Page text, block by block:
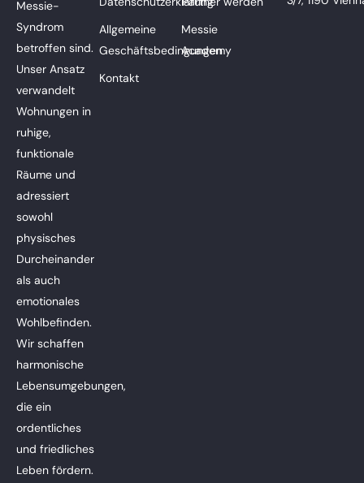
Messie-
Syndrom
betroffen sind.
Unser Ansatz
verwandelt
Wohnungen in
ruhige,
funktionale
Räume und
adressiert
sowohl
physisches
Durcheinander
als auch
emotionales
Wohlbefinden.
Wir schaffen
harmonische
Lebensumgebungen,
die ein
ordentliches
und friedliches
Leben fördern.
Allgemeine
Geschäftsbedingungen
Kontakt
Messie
Academy